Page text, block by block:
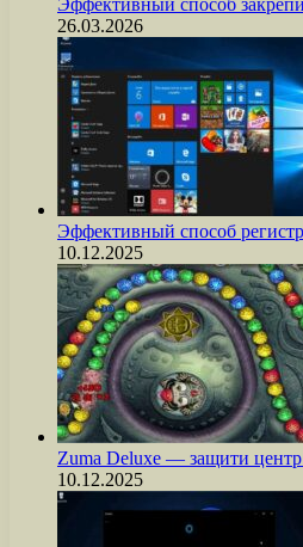
26.03.2026
Эффективный способ
10.12.2025
Zuma Deluxe — защити
10.12.2025